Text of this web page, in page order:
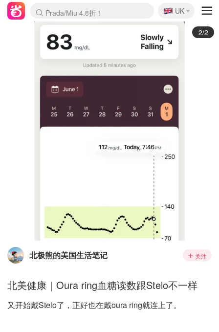
麦卢卡蜂蜜夏促！个位数！
Prada/Miu 4.8折！
啥？必胜客披萨5折！
🇬🇧
UK
1/2
北极熊的美国生活笔记 关注
北美健康｜Oura ring血糖读数跟Stelo不一样
又开始戴Stelo了，正好也在戴oura ring就连上了。